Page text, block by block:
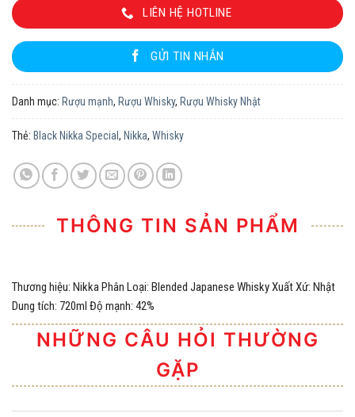
LIÊN HỆ HOTLINE
GỬI TIN NHẮN
Danh mục: Rượu mạnh, Rượu Whisky, Rượu Whisky Nhật
Thẻ: Black Nikka Special , Nikka, Whisky
THÔNG TIN SẢN PHẨM
Thương hiệu: Nikka Phân Loại: Blended Japanese Whisky Xuất Xứ: Nhật
Dung tích: 720ml Độ mạnh: 42%
NHỮNG CÂU HỎI THƯỜNG
GẶP